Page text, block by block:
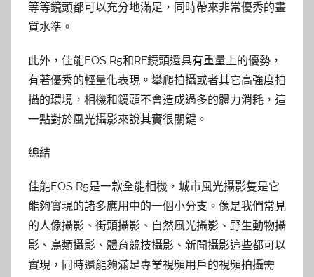
等等鏡頭都可以充分地滿足，同時帶來非常優秀的畫
質水準。
此外，佳能EOS R5和RF鏡頭還具有重量上的優勢，
有著優秀的輕量化表現。攀爬拍攝或者其它高強度拍
攝的環境，相機和鏡頭不會造成過多的體力消耗，這
一點對於風光攝影來說其實很關鍵。
總結
佳能EOS R5是一款全能相機，城市風光攝影隻是它
能夠實現的諸多應用中的一個小分支。像是我們常見
的人像攝影、街頭攝影、自然風光攝影、野生動物攝
影、鳥類攝影、體育競技攝影、新聞攝影這些都可以
實現，同時還能夠滿足專業視頻用戶的視頻拍攝需